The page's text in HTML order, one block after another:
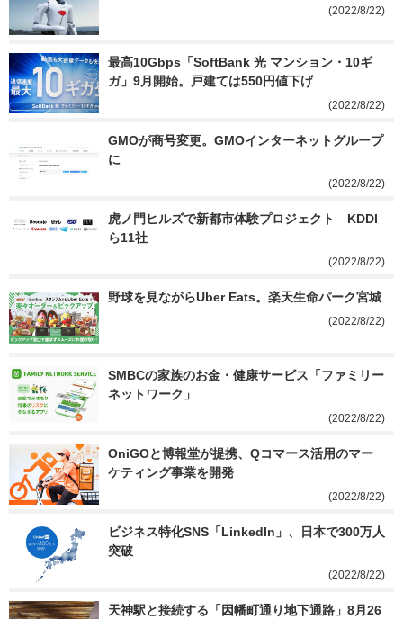
(2022/8/22)
最高10Gbps「SoftBank 光 マンション・10ギ
ガ」9月開始。戸建ては550円値下げ
(2022/8/22)
GMOが商号変更。GMOインターネットグループ
に
(2022/8/22)
虎ノ門ヒルズで新都市体験プロジェクト　KDDI
ら11社
(2022/8/22)
野球を見ながらUber Eats。楽天生命パーク宮城
(2022/8/22)
SMBCの家族のお金・健康サービス「ファミリー
ネットワーク」
(2022/8/22)
OniGOと博報堂が提携、Qコマース活用のマー
ケティング事業を開発
(2022/8/22)
ビジネス特化SNS「LinkedIn」、日本で300万人
突破
(2022/8/22)
天神駅と接続する「因幡町通り地下通路」8月26